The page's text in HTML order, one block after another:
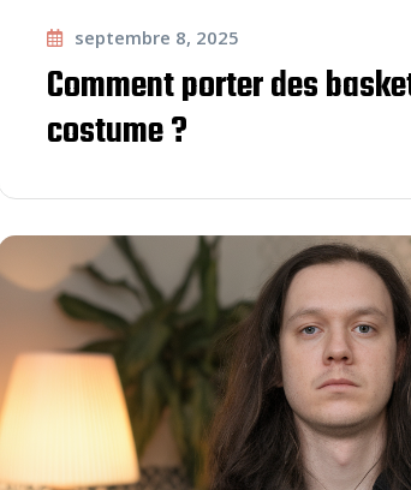
septembre 8, 2025
Comment porter des
costume ?